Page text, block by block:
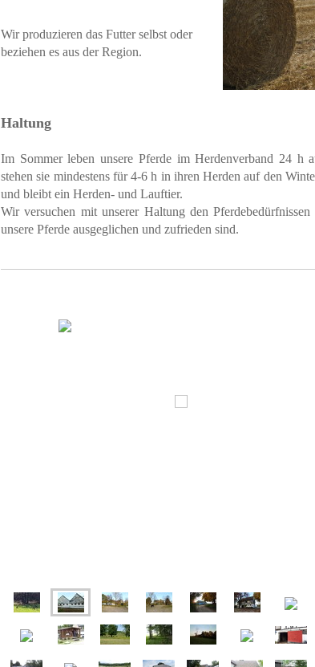
Wir produzieren das Futter selbst oder
beziehen es aus der Region.
Haltung
Im Sommer leben unsere Pferde im Herdenverband 24 h
stehen sie mindestens für 4-6 h in ihren Herden auf den
und bleibt ein Herden- und Lauftier.
Wir versuchen mit unserer Haltung den
unsere Pferde ausgeglichen und zufrieden sind.